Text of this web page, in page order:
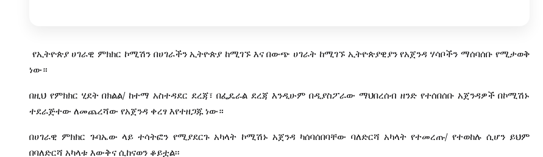
የኢትዮጵያ ሀገራዊ ምክክር ኮሚሽን በሀገራችን ኢትዮጵያ ከሚገኙ እና በውጭ ሀገራት ከሚገኙ ኢትዮጵያዊያን የአጀንዳ ሃሳቦችን ማሰባሰቡ የሚታወቅ
ነው።
በዚህ የምክክር ሂደት በክልል/ ከተማ አስተዳደር ደረጃ፣ በፌዴራል ደረጃ እንዲሁም በዲያስፖራው ማህበረሰብ ዘንድ የተሰበሰቡ አጀንዳዎች በኮሚሽኑ
ተደራጅተው ለመጨረሻው የአጀንዳ ቀረፃ እየተዘጋጁ ነው።
በሀገራዊ ምክክር ጉባኤው ላይ ተሳትፎን የሚያደርጉ አካላት ኮሚሽኑ አጀንዳ ካሰባሰበባቸው ባለድርሻ አካላት የተመረጡ/ የተወከሉ ሲሆን ይህም
በባለድርሻ አካላቱ እውቅና ሲከናወን ቆይቷል፡፡